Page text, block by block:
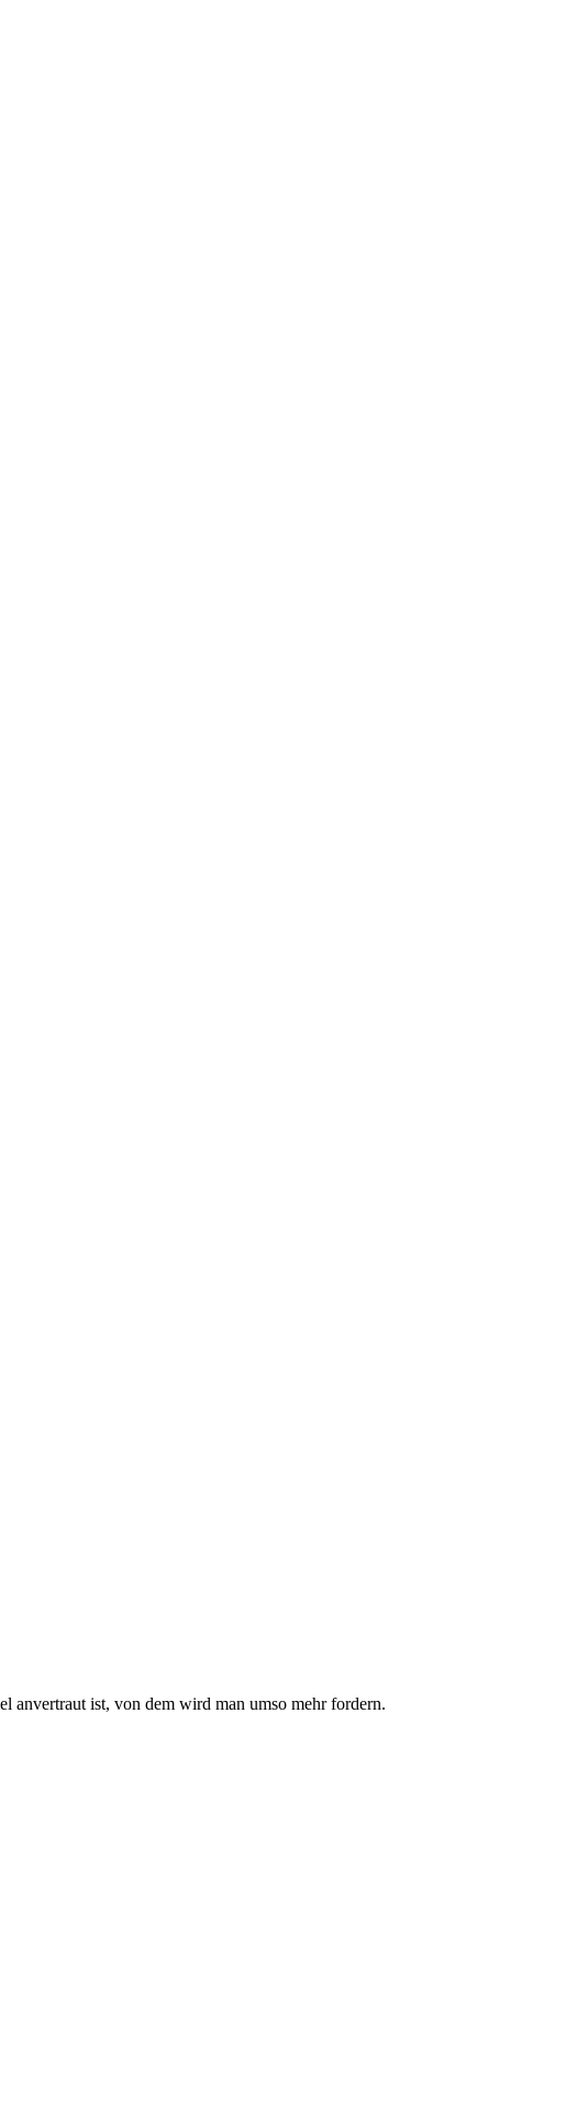
anvertraut ist, von dem wird man umso mehr fordern.